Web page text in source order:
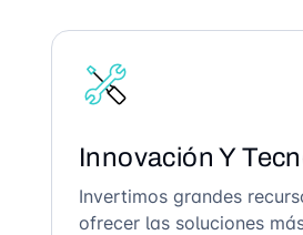
Innovación Y
Invertimos grandes
ofrecer las soluciones